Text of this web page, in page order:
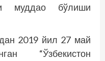
муддао бўлиши
2019 йил 27 май
“Ўзбекистон